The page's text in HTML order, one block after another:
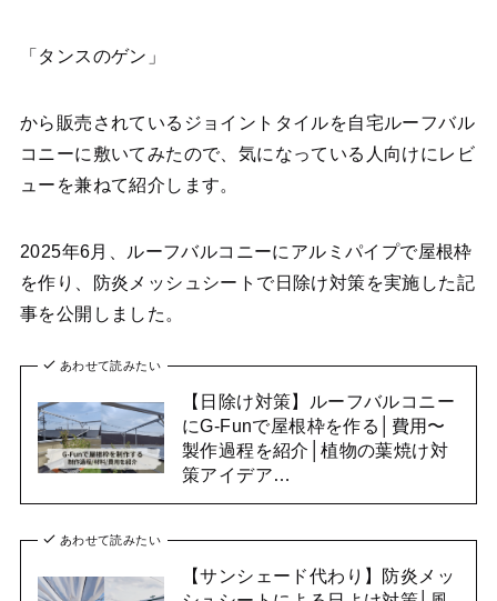
「タンスのゲン」
から販売されているジョイントタイルを自宅ルーフバル
コニーに敷いてみたので、気になっている人向けにレビ
ューを兼ねて紹介します。
2025年6月、ルーフバルコニーにアルミパイプで屋根枠
を作り、防炎メッシュシートで日除け対策を実施した記
事を公開しました。
あわせて読みたい
【日除け対策】ルーフバルコニー
にG-Funで屋根枠を作る│費用〜
製作過程を紹介│植物の葉焼け対
策アイデア…
あわせて読みたい
【サンシェード代わり】防炎メッ